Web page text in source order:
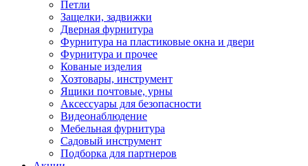
Петли
Защелки, задвижки
Дверная фурнитура
Фурнитура на пластиковые окна и двери
Фурнитура и прочее
Кованые изделия
Хозтовары, инструмент
Ящики почтовые, урны
Аксессуары для безопасности
Видеонаблюдение
Мебельная фурнитура
Садовый инструмент
Подборка для партнеров